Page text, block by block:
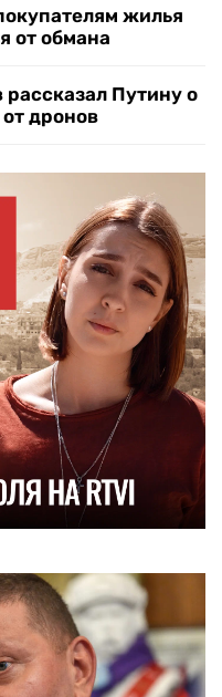
жилья
от обмана
Путину о
дронов